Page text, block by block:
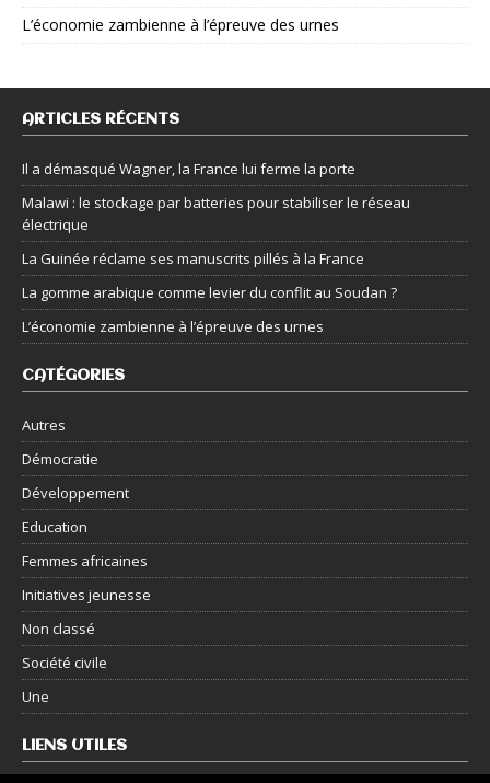
L’économie zambienne à l’épreuve des urnes
ARTICLES RÉCENTS
Il a démasqué Wagner, la France lui ferme la porte
Malawi : le stockage par batteries pour stabiliser le réseau
électrique
La Guinée réclame ses manuscrits pillés à la France
La gomme arabique comme levier du conflit au Soudan ?
L’économie zambienne à l’épreuve des urnes
CATÉGORIES
Autres
Démocratie
Développement
Education
Femmes africaines
Initiatives jeunesse
Non classé
Société civile
Une
LIENS UTILES